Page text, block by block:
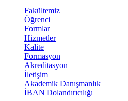
Fakültemiz
Öğrenci
Formlar
Hizmetler
Kalite
Formasyon
Akreditasyon
İletişim
Akademik Danışmanlık
İBAN Dolandırıcılığı